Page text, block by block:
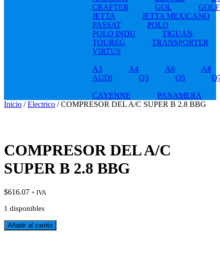
CRAFTER
GOL
GOLF
JETTA
JETTA MEXICANO
PASSAT
POLO
POLO INDU
TIGUAN
TOUREG
TRANSPORTER
VIRTUS
A3 A4 A6
A8
AUDI
Q3 Q5
CAYENNE
PANAMERA
Inicio /Electrico / COMPRESOR DEL A/C SUPER B 2.8 BBG
COMPRESOR DEL A/C
SUPER B 2.8 BBG
$616.07 + IVA
1 disponibles
COMPRESOR
DEL
Añadir al carrito